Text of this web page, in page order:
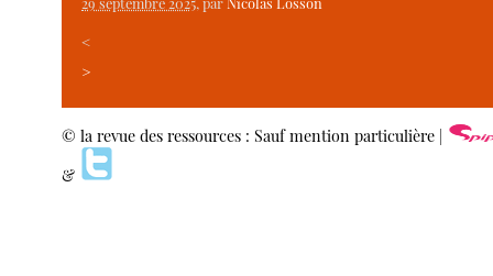
<
>
© la revue des ressources : Sauf mention particulière |
&